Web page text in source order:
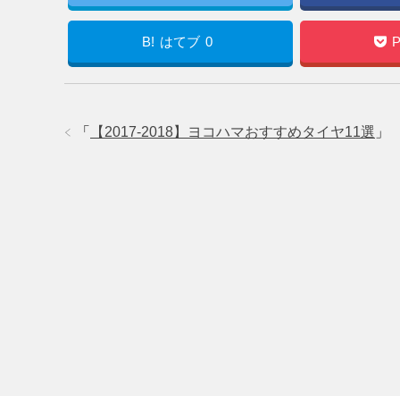
B! はてブ 0
「 【2017-2018】ヨコハマおすすめタイヤ11選 」